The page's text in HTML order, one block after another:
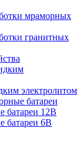
мраморных
гранитных
электролитом
батареи
батареи 12В
батареи 6В